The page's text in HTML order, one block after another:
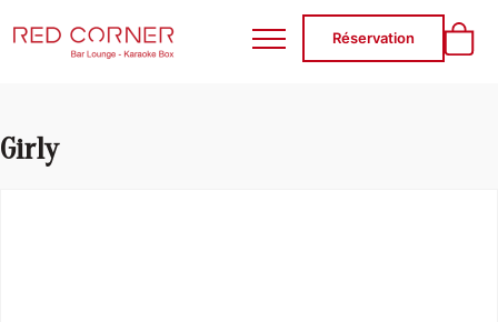
RED CORNER
Réservation
Girly